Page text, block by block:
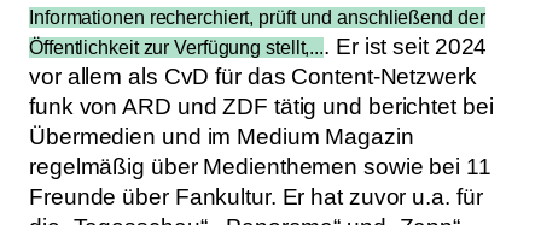
Informationen recherchiert, prüft und anschließend der
Öffentlichkeit zur Verfügung stellt,.... Er ist seit 2024
vor allem als CvD für das Content-Netzwerk
funk von ARD und ZDF tätig und berichtet bei
Übermedien und im Medium Magazin
regelmäßig über Medienthemen sowie bei 11
Freunde über Fankultur. Er hat zuvor u.a. für